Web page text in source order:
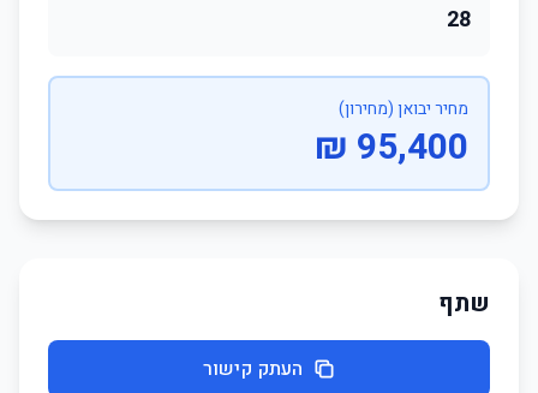
28
מחיר יבואן (מחירון)
95,400 ₪
שתף
העתק קישור